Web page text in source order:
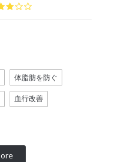
体脂肪を防ぐ
血行改善